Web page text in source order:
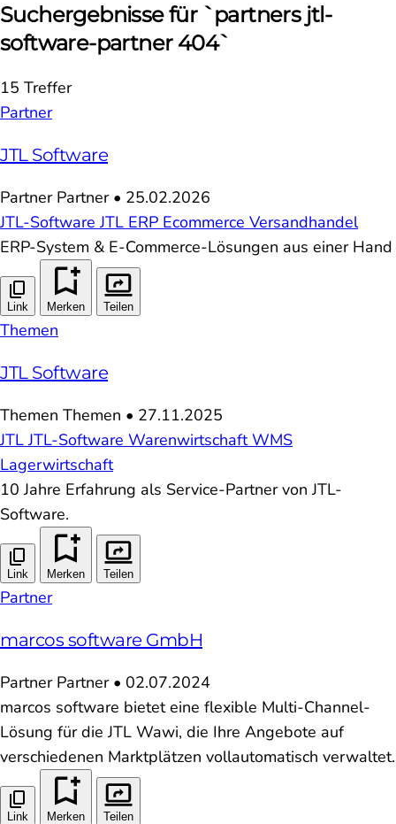
Suchergebnisse für `partners jtl-
software-partner 404`
15 Treffer
Partner
JTL Software
Partner Partner • 25.02.2026
JTL-SoftwareJTL ERP Ecommerce Versandhandel
ERP-System & E-Commerce-Lösungen aus einer Hand
Link Merken Teilen
Themen
JTL Software
Themen Themen • 27.11.2025
JTLJTL-Software WarenwirtschaftWMS
Lagerwirtschaft
10 Jahre Erfahrung als Service-Partner von JTL-
Software.
Link Merken Teilen
Partner
marcos software GmbH
Partner Partner • 02.07.2024
marcos software bietet eine flexible Multi-Channel-
Lösung für die JTL Wawi, die Ihre Angebote auf
verschiedenen Marktplätzen vollautomatisch verwaltet.
Link Merken Teilen